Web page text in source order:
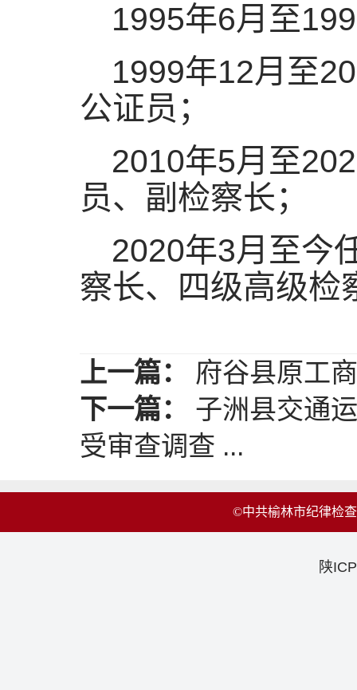
1995年6月至
1999年12月至
公证员；
2010年5月至
员、副检察长；
2020年3月至今
察长、四级高级检
上一篇：
府谷县原工
下一篇：
子洲县交通
受审查调查 ...
©中共榆林市纪律检
陕